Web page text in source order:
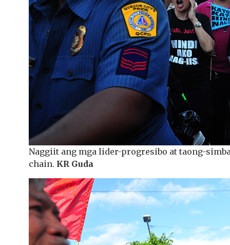
Naggiit ang mga lider-progresibo at taong-
chain. KR Guda